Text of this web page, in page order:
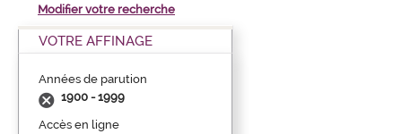
Modifier votre recherche
VOTRE AFFINAGE
Années de parution
1900 - 1999
Accès en ligne